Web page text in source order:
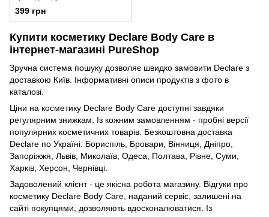
399 грн
Купити косметику Declare Body Care в
інтернет-магазині PureShop
Зручна система пошуку дозволяє швидко замовити Declare з
доставкою Київ. Інформативні описи продуктів з фото в
каталозі.
Ціни на косметику Declare Body Care доступні завдяки
регулярним знижкам. Із кожним замовленням - пробні версії
популярних косметичних товарів. Безкоштовна доставка
Declare по Україні: Бориспіль, Бровари, Вінниця, Дніпро,
Запоріжжя, Львів, Миколаїв, Одеса, Полтава, Рівне, Суми,
Харків, Херсон, Чернівці.
Задоволений клієнт - це якісна робота магазину. Відгуки про
косметику Declare Body Care, наданий сервіс, залишені на
сайті покупцями, дозволяють вдосконалюватися. Із